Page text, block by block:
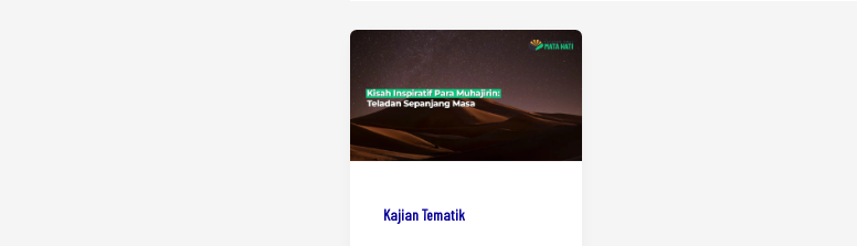
Kajian Tematik